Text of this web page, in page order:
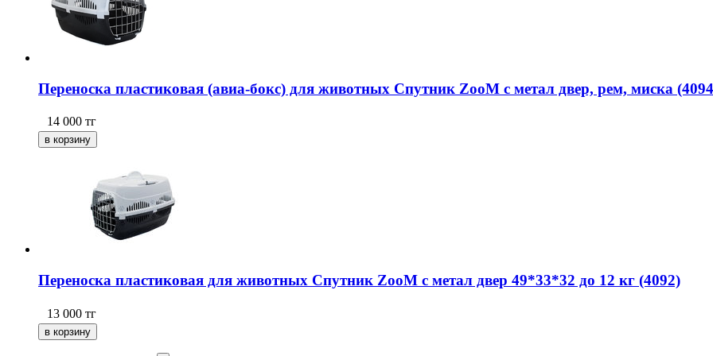
Переноска пластиковая (авиа-бокс) для животных Спутник ZooM с метал двер, рем, миска
14 000 тг
Переноска пластиковая для животных Спутник ZooM с метал двер 49*33*32 до 12 кг (4092)
13 000 тг